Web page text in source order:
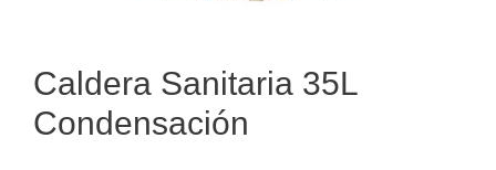
Caldera Sanitaria 35L
Condensación